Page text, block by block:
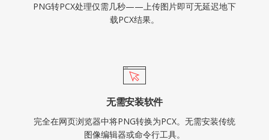
PNG转PCX处理仅需几秒——上传图片即可无延迟地下
载PCX结果。
无需安装软件
完全在网页浏览器中将PNG转换为PCX。无需安装传统
图像编辑器或命令行工具。